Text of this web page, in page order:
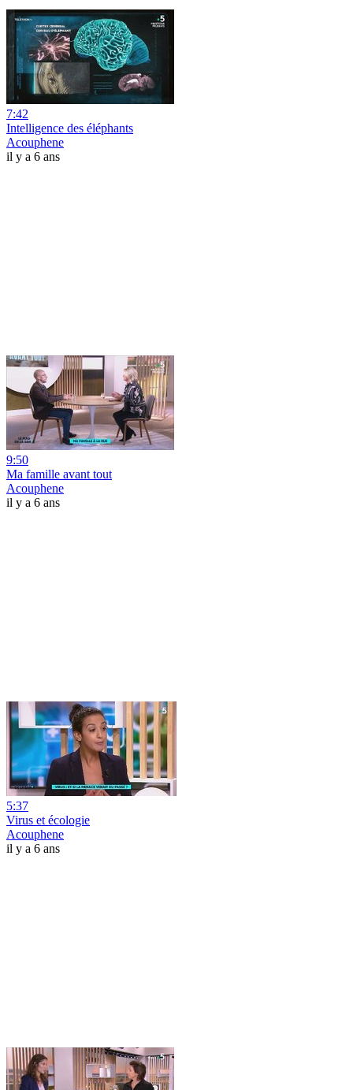
7:42
Intelligence des éléphants
Acouphene
il y a 6 ans
9:50
Ma famille avant tout
Acouphene
il y a 6 ans
5:37
Virus et écologie
Acouphene
il y a 6 ans